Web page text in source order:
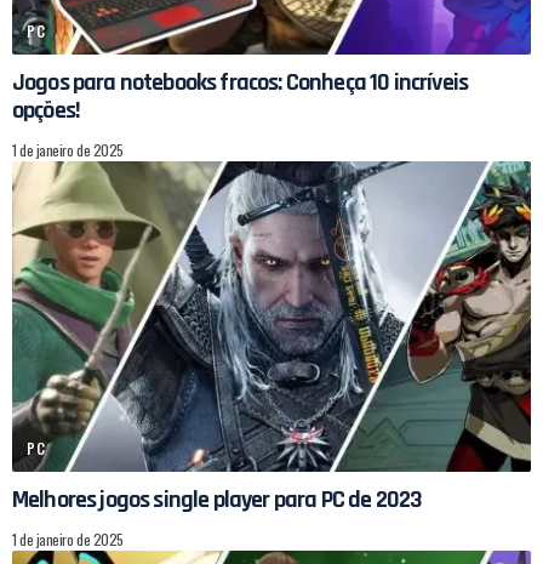
PC
Jogos para notebooks fracos: Conheça 10 incríveis
opções!
1 de janeiro de 2025
PC
Melhores jogos single player para PC de 2023
1 de janeiro de 2025